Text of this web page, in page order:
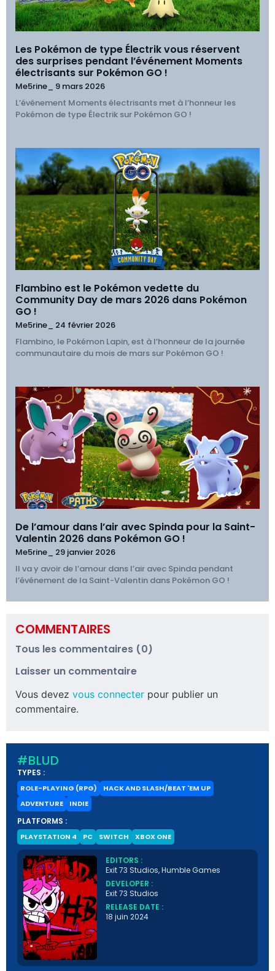
Les Pokémon de type Électrik vous réservent
des surprises pendant l’événement Moments
électrisants sur Pokémon GO !
Me5rine_ 9 mars 2026
L’événement Moments électrisants met à l’honneur les
Pokémon de type Électrik sur Pokémon GO !
Flambino est le Pokémon vedette du
Community Day de mars 2026 dans Pokémon
GO !
Me5rine_ 24 février 2026
Flambino, le Pokémon Lapin, est à l’honneur de la journée
communautaire du mois de mars sur Pokémon GO !
De l’amour dans l’air avec Spinda pour la Saint-
Valentin 2026 dans Pokémon GO !
Me5rine_ 29 janvier 2026
Il va y avoir de l’amour dans l’air avec Spinda pendant
l’événement de la Saint-Valentin dans Pokémon GO !
COMMENTAIRES
Tous les commentaires (0)
Laisser un commentaire
Vous devez vous connecter pour publier un
commentaire.
#BLUD
TYPES :
ROLE-PLAYING (RPG)
HACK AND SLASH/BEAT 'EM UP
ADVENTURE
INDIE
PLATFORMS :
PLAYSTATION 4 PC SWITCH XBOX ONE
EDITORS :
Exit 73 Studios, Humble Games
DEVELOPER :
Exit 73 Studios
RELEASE DATE :
18 juin 2024